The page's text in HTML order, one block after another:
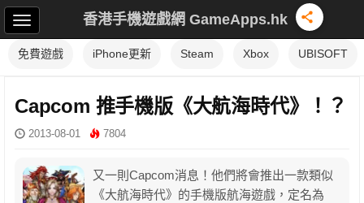
香港手機遊戲網 GameApps.hk
免費遊戲 iPhone更新 Steam Xbox UBISOFT
Capcom 推手機版《大航海時代》！？
2013-08-01 7804
又一則Capcom消息！他們將會推出一款類似
《大航海時代》的手機版航海遊戲，定名為